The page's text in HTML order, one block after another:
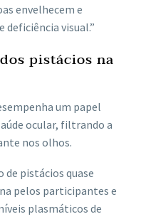
envelhecem e
deficiência visual.”
pistácios na
um papel
ocular, filtrando a
nos olhos.
de pistácios quase
pelos participantes e
plasmáticos de